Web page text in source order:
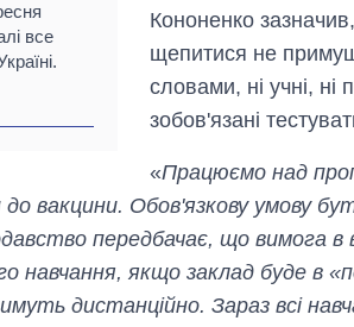
все
Кононенко
щепитися не
словами, ні учні, ні
зобов'язані
«Працюємо над
вакцини. Обов'язкову умову
передбачає, що вимога в
навчання, якщо заклад буде в
дистанційно. Зараз всі